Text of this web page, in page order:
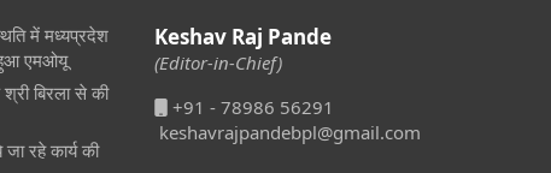
में मध्यप्रदेश
हुआ एमओयू
बिरला से की
रहे कार्य की
Keshav Raj Pande
(Editor-in-Chief)
+91 - 78986 56291
keshavrajpandebpl@gmail.com